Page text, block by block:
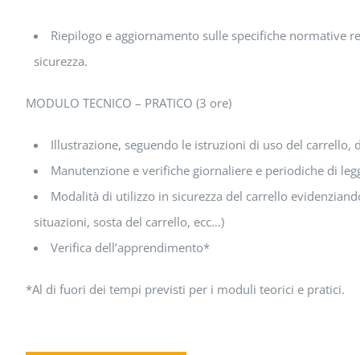
Riepilogo e aggiornamento sulle specifiche normative
sicurezza.
MODULO TECNICO – PRATICO (3 ore)
Illustrazione, seguendo le istruzioni di uso del carrello,
Manutenzione e verifiche giornaliere e periodiche di
Modalità di utilizzo in sicurezza del carrello
situazioni, sosta del carrello, ecc…)
Verifica dell’apprendimento*
*Al di fuori dei tempi previsti per i moduli teorici e pratici.